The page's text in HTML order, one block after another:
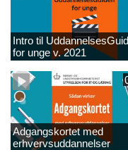
Intro til
for unge v. 2021
Adgangskortet med
erhvervsuddannelser